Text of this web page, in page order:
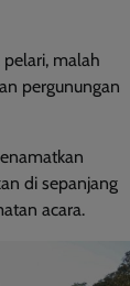
malah
pergunungan
di sepanjang
acara.